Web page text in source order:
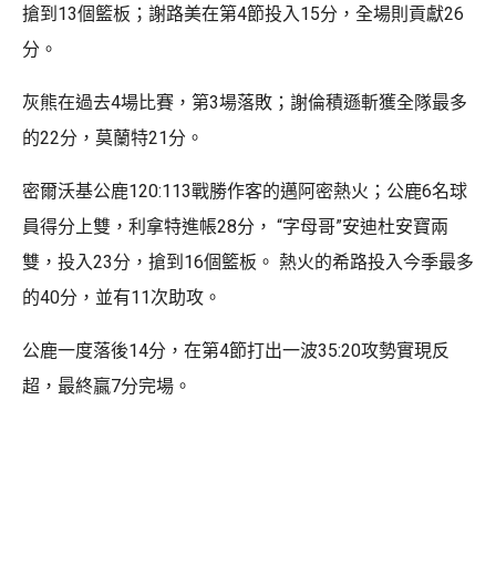
搶到13個籃板；謝路美在第4節投入15分，全場則貢獻26
分。
灰熊在過去4場比賽，第3場落敗；謝倫積遜斬獲全隊最多
的22分，莫蘭特21分。
密爾沃基公鹿120:113戰勝作客的邁阿密熱火；公鹿6名球
員得分上雙，利拿特進帳28分， “字母哥”安迪杜安寶兩
雙，投入23分，搶到16個籃板。 熱火的希路投入今季最多
的40分，並有11次助攻。
公鹿一度落後14分，在第4節打出一波35:20攻勢實現反
超，最終贏7分完場。